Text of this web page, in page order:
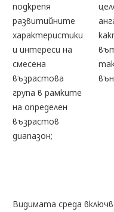
подкрепя
развитийните
характеристики
и интереси на
смесена
възрастова
група в рамките
на определен
възрастов
диапазон;
Видимата среда